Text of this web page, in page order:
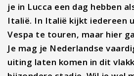
je in Lucca een dag hebben
Italië. In Italië kijkt iedereen
Vespa te touren, maar hier
Je mag je Nederlandse
uiting laten komen in dit